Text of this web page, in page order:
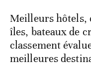
Meilleurs hôtels,
îles, bateaux de
classement
meilleures